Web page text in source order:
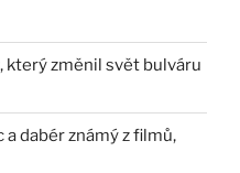
který změnil svět bulváru
dabér známý z filmů,